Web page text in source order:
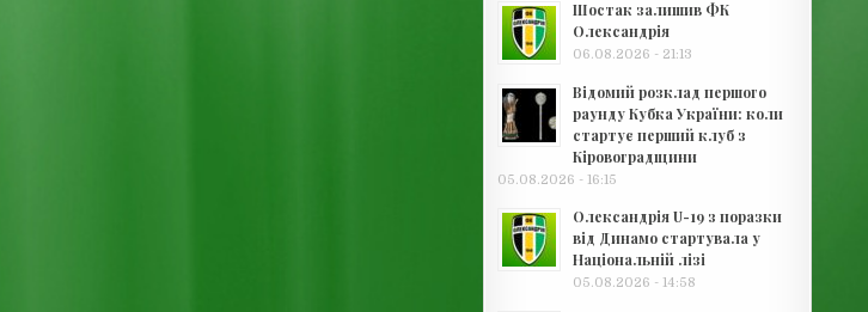
Шостак залишив ФК
Олександрія
06.08.2026 - 21:13
Відомий розклад першого
раунду Кубка України: коли
стартує перший клуб з
Кіровоградщини
05.08.2026 - 16:15
Олександрія U-19 з поразки
від Динамо стартувала у
Національній лізі
05.08.2026 - 14:58